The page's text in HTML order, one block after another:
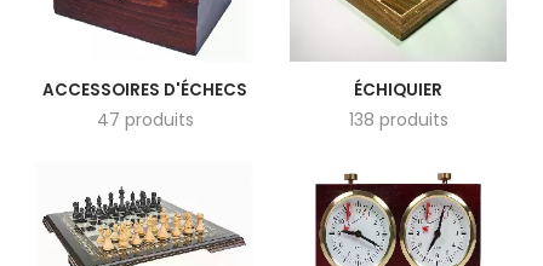
ACCESSOIRES D'ÉCHECS
47 produits
ÉCHIQUIER
138 produits